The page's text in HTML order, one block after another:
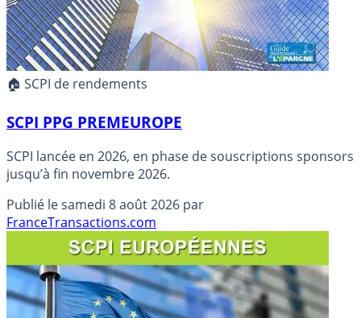
🏠 SCPI de rendements
SCPI PPG PREMEUROPE
SCPI lancée en 2026, en phase de souscriptions sponsors
jusqu’à fin novembre 2026.
Publié lesamedi 8 août 2026 par
FranceTransactions.com